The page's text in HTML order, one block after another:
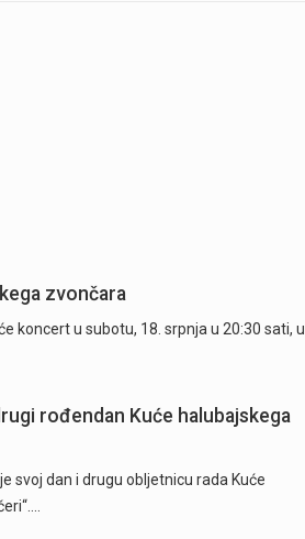
zvončara
koncert u subotu, 18. srpnja u 20:30 sati, u
rođendan Kuće halubajskega
svoj dan i drugu obljetnicu rada Kuće